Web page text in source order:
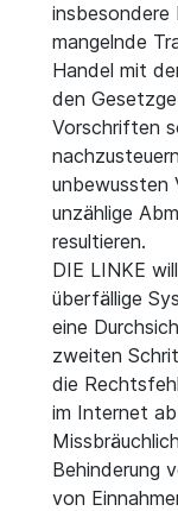
mangelnde
Handel mit
den
Vorschriften
unbewussten
unzählige
resultieren.
DIE LINKE
überfällige
eine
zweiten
die
im Internet
Behinderung
von